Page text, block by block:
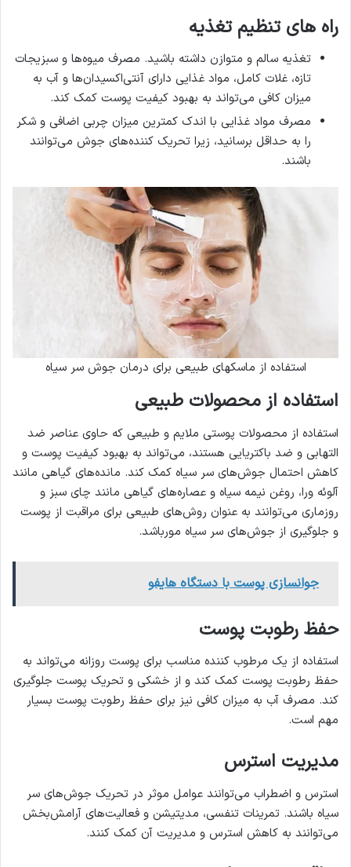
راه های تنظیم تغذیه
تغذیه سالم و متوازن داشته باشید. مصرف میوه‌ها و سبزیجات
تازه، غلات کامل، مواد غذایی دارای آنتی‌اکسیدان‌ها و آب به
میزان کافی می‌تواند به بهبود کیفیت پوست کمک کند.
مصرف مواد غذایی با اندک کمترین میزان چربی اضافی و شکر
را به حداقل برسانید، زیرا تحریک کننده‌های جوش می‌توانند
باشند.
استفاده از ماسکهای طبیعی برای درمان جوش سر سیاه
استفاده از محصولات طبیعی
استفاده از محصولات پوستی ملایم و طبیعی که حاوی عناصر ضد
التهابی و ضد باکتریایی هستند، می‌تواند به بهبود کیفیت پوست و
کاهش احتمال جوش‌های سر سیاه کمک کند. مانده‌های گیاهی مانند
آلوئه ورا، روغن نیمه سیاه و عصاره‌های گیاهی مانند چای سبز و
روزماری می‌توانند به عنوان روش‌های طبیعی برای مراقبت از پوست
و جلوگیری از جوش‌های سر سیاه مورباشد.
جوانسازی پوست با دستگاه هایفو
حفظ رطوبت پوست
استفاده از یک مرطوب کننده مناسب برای پوست روزانه می‌تواند به
حفظ رطوبت پوست کمک کند و از خشکی و تحریک پوست جلوگیری
کند. مصرف آب به میزان کافی نیز برای حفظ رطوبت پوست بسیار
مهم است.
مدیریت استرس
استرس و اضطراب می‌توانند عوامل موثر در تحریک جوش‌های سر
سیاه باشند. تمرینات تنفسی، مدیتیشن و فعالیت‌های آرامش‌بخش
می‌توانند به کاهش استرس و مدیریت آن کمک کنند.